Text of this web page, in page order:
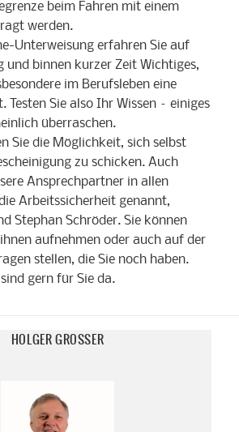
beim Fahren mit einem
werden.
Unterweisung erfahren Sie auf
und binnen kurzer Zeit Wichtiges,
im Berufsleben eine
Testen Sie also Ihr Wissen – einiges
überraschen.
Sie die Möglichkeit, sich selbst
zu schicken. Auch
Ansprechpartner in allen
Arbeitssicherheit genannt,
Stephan Schröder. Sie können
aufnehmen oder auch auf der
stellen, die Sie noch haben.
gern für Sie da.
HOLGER GROSSER